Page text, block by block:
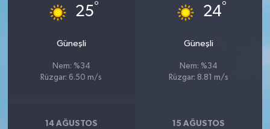
25°
Güneşli
Nem: %34
Rüzgar: 6.50 m/s
24°
Güneşli
Nem: %34
Rüzgar: 8.81 m/s
14 AĞUSTOS 15 AĞUSTOS